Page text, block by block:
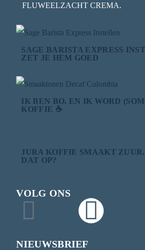
FLUWEELZACHT CREMA.
SAGE BARISTA EXPRESS
ZET JE HEM GOED
IK BEN BO. EN IK WORD
KOFFIE ☕
JURA KOFFIE SMAAKT
DAT OP?
VOLG ONS
NIEUWSBRIEF